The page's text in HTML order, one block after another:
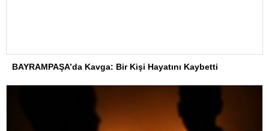
BAYRAMPAŞA’da Kavga: Bir Kişi Hayatını Kaybetti